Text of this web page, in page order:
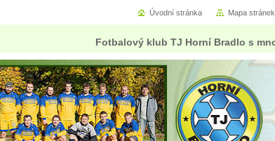
Fotbalový klub TJ Horní Bradlo s
Úvodní stránka Mapa stránek